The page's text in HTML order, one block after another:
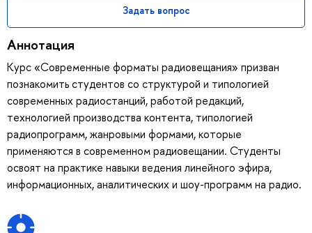
Задать вопрос
Аннотация
Курс «Современные форматы радиовещания» призван
познакомить студентов со структурой и типологией
современных радиостанций, работой редакций,
технологией производства контента, типологией
радиопрограмм, жанровыми формами, которые
применяются в современном радиовещании. Студенты
освоят на практике навыки ведения линейного эфира,
информационных, аналитических и шоу-программ на радио.